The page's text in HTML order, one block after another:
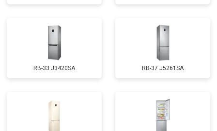
RB-33 J3420SA RB-37 J5261SA